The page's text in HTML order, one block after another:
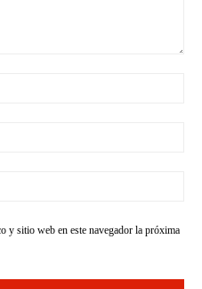
y sitio web en este navegador la próxima